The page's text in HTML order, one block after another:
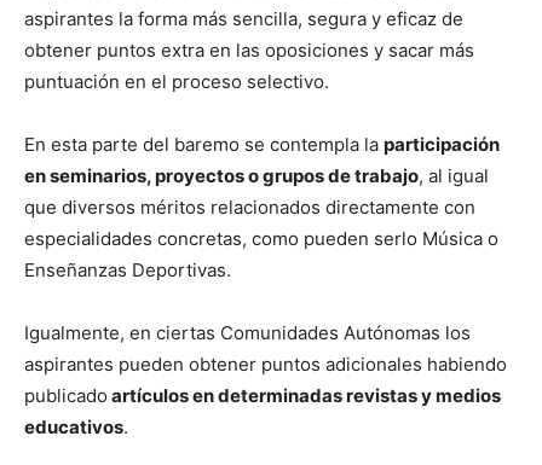
aspirantes la forma más sencilla, segura y eficaz de
obtener puntos extra en las oposiciones y sacar más
puntuación en el proceso selectivo.
En esta parte del baremo se contempla la participación
en seminarios, proyectos o grupos de trabajo, al igual
que diversos méritos relacionados directamente con
especialidades concretas, como pueden serlo Música o
Enseñanzas Deportivas.
Igualmente, en ciertas Comunidades Autónomas los
aspirantes pueden obtener puntos adicionales habiendo
publicado artículos en determinadas revistas y medios
educativos.